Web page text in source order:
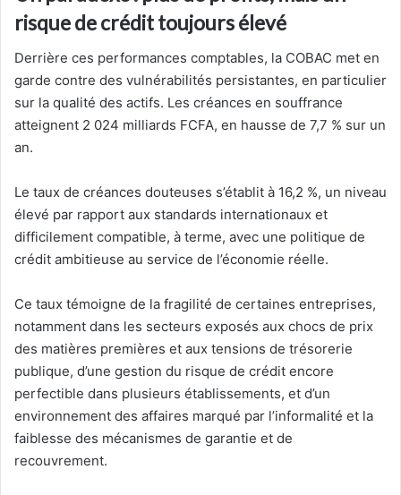
risque de crédit toujours élevé
Derrière ces performances comptables, la COBAC met en
garde contre des vulnérabilités persistantes, en particulier
sur la qualité des actifs. Les créances en souffrance
atteignent 2 024 milliards FCFA, en hausse de 7,7 % sur un
an.
Le taux de créances douteuses s’établit à 16,2 %, un niveau
élevé par rapport aux standards internationaux et
difficilement compatible, à terme, avec une politique de
crédit ambitieuse au service de l’économie réelle.
Ce taux témoigne de la fragilité de certaines entreprises,
notamment dans les secteurs exposés aux chocs de prix
des matières premières et aux tensions de trésorerie
publique, d’une gestion du risque de crédit encore
perfectible dans plusieurs établissements, et d’un
environnement des affaires marqué par l’informalité et la
faiblesse des mécanismes de garantie et de
recouvrement.